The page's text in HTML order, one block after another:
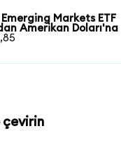
Markets ETF
Amerikan Doları'na
çevirin